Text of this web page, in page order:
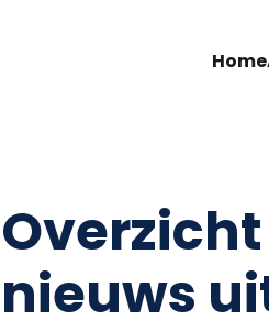
Home
nieuws